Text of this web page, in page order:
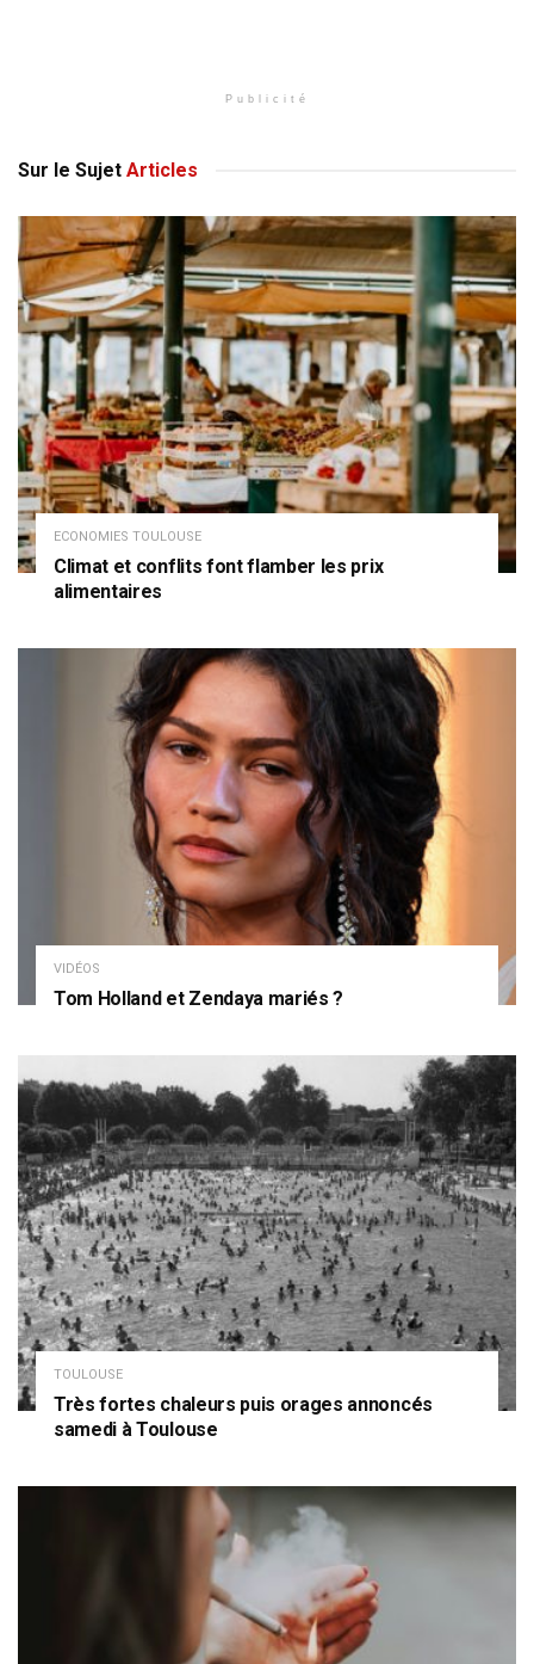
Publicité
Sur le Sujet Articles
ECONOMIES TOULOUSE
Climat et conflits font flamber les prix
alimentaires
VIDÉOS
Tom Holland et Zendaya mariés ?
TOULOUSE
Très fortes chaleurs puis orages annoncés
samedi à Toulouse